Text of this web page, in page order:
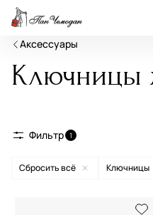
Аксессуары
Ключницы
Фильтр 1
Сбросить всё Ключницы